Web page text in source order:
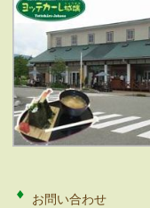
お問い合わせ